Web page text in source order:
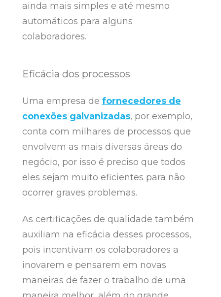
ainda mais simples e até mesmo
automáticos para alguns
colaboradores.
Eficácia dos processos
Uma empresa de fornecedores de
conexões galvanizadas, por exemplo,
conta com milhares de processos que
envolvem as mais diversas áreas do
negócio, por isso é preciso que todos
eles sejam muito eficientes para não
ocorrer graves problemas.
As certificações de qualidade também
auxiliam na eficácia desses processos,
pois incentivam os colaboradores a
inovarem e pensarem em novas
maneiras de fazer o trabalho de uma